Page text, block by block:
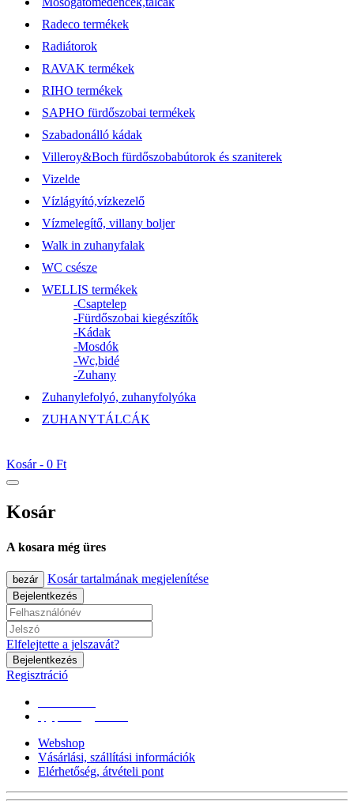
Radeco termékek
Radiátorok
RAVAK termékek
RIHO termékek
SAPHO fürdőszobai termékek
Szabadonálló kádak
Villeroy&Boch fürdőszobabútorok és szaniterek
Vizelde
Vízlágyító,vízkezelő
Vízmelegítő, villany boljer
Walk in zuhanyfalak
WC csésze
WELLIS termékek
-Csaptelep
-Fürdőszobai kiegészítők
-Kádak
-Mosdók
-Wc,bidé
-Zuhany
Zuhanylefolyó, zuhanyfolyóka
ZUHANYTÁLCÁK
Kosár - 0 Ft
Kosár
A kosara még üres
bezár Kosár tartalmának megjelenítése
Bejelentkezés
Elfelejtette a jelszavát?
Bejelentkezés
Regisztráció
Webshop
Vásárlási, szállítási információk
Elérhetőség, átvételi pont